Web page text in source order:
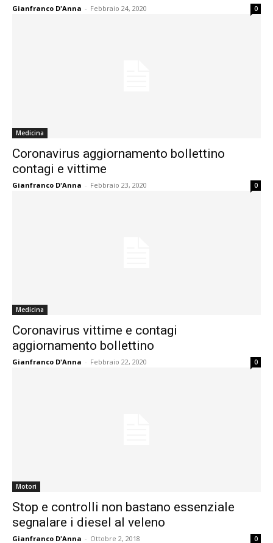
Gianfranco D'Anna - Febbraio 24, 2020 0
Medicina
Coronavirus aggiornamento bollettino
contagi e vittime
Gianfranco D'Anna - Febbraio 23, 2020 0
Medicina
Coronavirus vittime e contagi
aggiornamento bollettino
Gianfranco D'Anna - Febbraio 22, 2020 0
Motori
Stop e controlli non bastano essenziale
segnalare i diesel al veleno
Gianfranco D'Anna - Ottobre 2, 2018 0